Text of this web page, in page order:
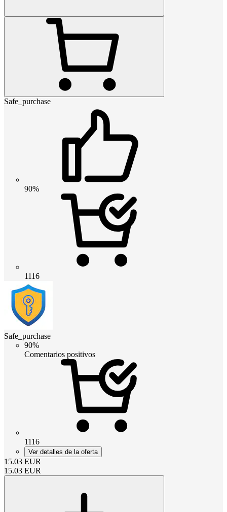
Safe_purchase
90%
1116
Safe_purchase
90%
Comentarios positivos
1116
Ver detalles de la oferta
15.03 EUR
15.03 EUR